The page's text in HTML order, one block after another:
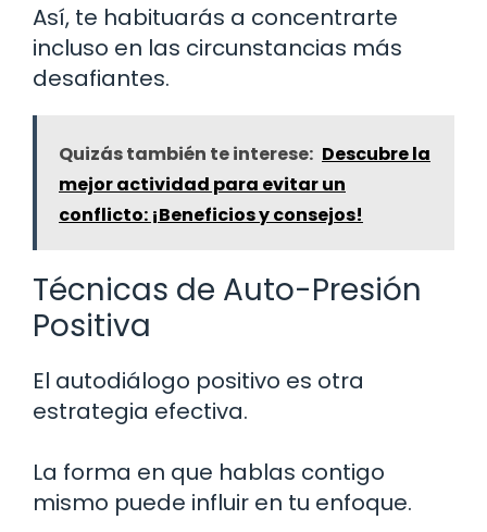
Así, te habituarás a concentrarte
incluso en las circunstancias más
desafiantes.
Quizás también te interese: Descubre la
mejor actividad para evitar un
conflicto: ¡Beneficios y consejos!
Técnicas de Auto-Presión
Positiva
El autodiálogo positivo es otra
estrategia efectiva.
La forma en que hablas contigo
mismo puede influir en tu enfoque.